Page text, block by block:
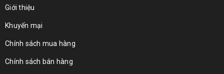
Giới thiệu
Khuyến mại
Chính sách mua hàng
Chính sách bán hàng